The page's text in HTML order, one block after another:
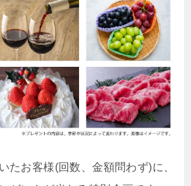
たお客様(回数、金額問わず)に、